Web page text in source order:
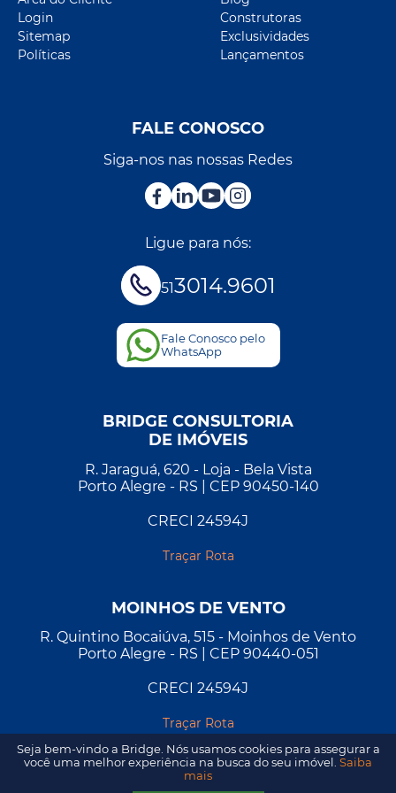
Login
Sitemap
Políticas
Construtoras
Exclusividades
Lançamentos
FALE CONOSCO
Siga-nos nas nossas Redes
Ligue para nós:
513014.9601
Fale Conosco pelo
WhatsApp
BRIDGE CONSULTORIA
DE IMÓVEIS
R. Jaraguá, 620 - Loja - Bela Vista
Porto Alegre - RS | CEP 90450-140
CRECI 24594J
Traçar Rota
MOINHOS DE VENTO
R. Quintino Bocaiúva, 515 - Moinhos de Vento
Porto Alegre - RS | CEP 90440-051
CRECI 24594J
Traçar Rota
Seja bem-vindo a Bridge. Nós usamos cookies para assegurar a
você uma melhor experiência na busca do seu imóvel. Saiba
mais